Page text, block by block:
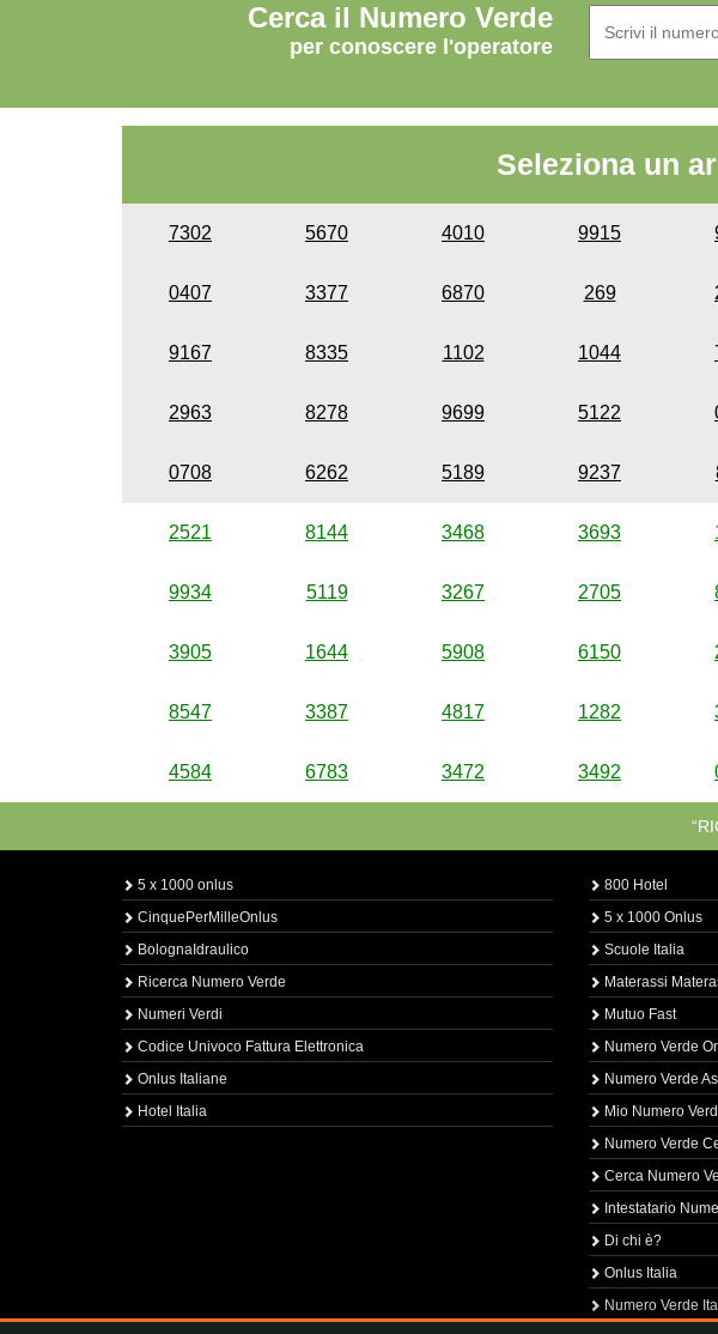
Cerca il Numero Verde
per conoscere l'operatore
Seleziona un
7302 5670 4010 9915
0407 3377 6870 269
9167 8335 1102 1044
2963 8278 9699 5122
0708 6262 5189 9237
2521 8144 3468 3693
9934 5119 3267 2705
3905 1644 5908 6150
8547 3387 4817 1282
4584 6783 3472 3492
5 x 1000 onlus
CinquePerMilleOnlus
BolognaIdraulico
Ricerca Numero Verde
Numeri Verdi
Codice Univoco Fattura Elettronica
Onlus Italiane
Hotel Italia
800 Hotel
5 x 1000 Onlus
Scuole Italia
Materassi
Mutuo Fast
Numero Verde
Numero Verde
Mio Numero
Numero Verde
Cerca Numero
Intestatario
Di chi è?
Onlus Italia
Numero Verde Ita